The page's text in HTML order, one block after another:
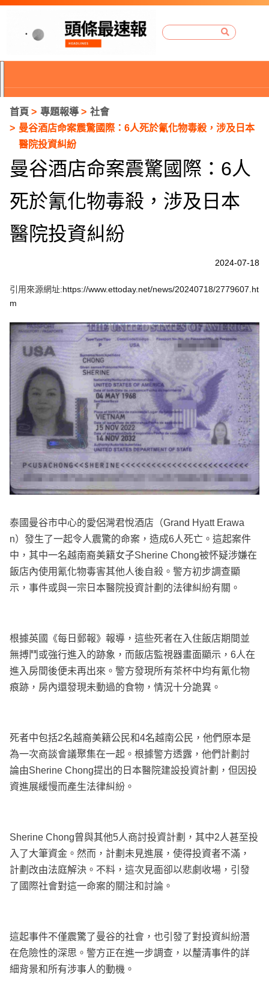
首頁 專題報導
社會
曼谷酒店命案震驚國際：6人死於氰化物毒殺，涉及日本
醫院投資糾紛
曼谷酒店命案震驚國際：6人
死於氰化物毒殺，涉及日本
醫院投資糾紛
2024-07-18
引用來源網址:https://www.ettoday.net/news/20240718/2779607.ht
m
泰國曼谷市中心的愛侶灣君悅酒店（Grand Hyatt Erawa
n）發生了一起令人震驚的命案，造成6人死亡。這起案件
中，其中一名越南裔美籍女子Sherine Chong被怀疑涉嫌在
飯店內使用氰化物毒害其他人後自殺。警方初步調查顯
示，事件或與一宗日本醫院投資計劃的法律糾紛有關。
根據英國《每日郵報》報導，這些死者在入住飯店期間並
無搏鬥或強行進入的跡象，而飯店監視器畫面顯示，6人在
進入房間後便未再出來。警方發現所有茶杯中均有氰化物
痕跡，房內還發現未動過的食物，情況十分詭異。
死者中包括2名越裔美籍公民和4名越南公民，他們原本是
為一次商談會議聚集在一起。根據警方透露，他們計劃討
論由Sherine Chong提出的日本醫院建設投資計劃，但因投
資進展緩慢而產生法律糾紛。
Sherine Chong曾與其他5人商討投資計劃，其中2人甚至投
入了大筆資金。然而，計劃未見進展，使得投資者不滿，
計劃改由法庭解決。不料，這次見面卻以悲劇收場，引發
了國際社會對這一命案的關注和討論。
這起事件不僅震驚了曼谷的社會，也引發了對投資糾紛潛
在危險性的深思。警方正在進一步調查，以釐清事件的詳
細背景和所有涉事人的動機。